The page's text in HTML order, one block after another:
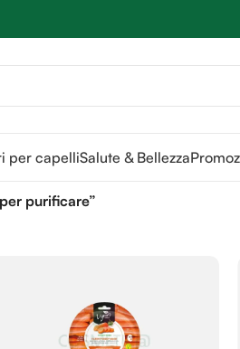
per capelliSalute & Bellezza
purificare”